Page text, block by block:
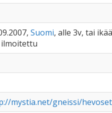
Suomi, alle 3v, tai
mystia.net/gneissi/